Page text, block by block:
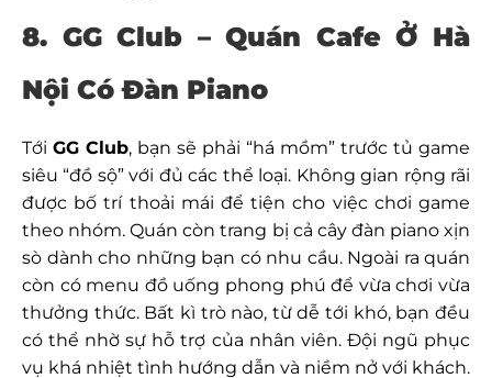
8. GG Club – Quán Cafe Ở Hà
Nội Có Đàn Piano
Tới GG Club, bạn sẽ phải “há mồm” trước tủ game
siêu “đồ sộ” với đủ các thể loại. Không gian rộng rãi
được bố trí thoải mái để tiện cho việc chơi game
theo nhóm. Quán còn trang bị cả cây đàn piano xịn
sò dành cho những bạn có nhu cầu. Ngoài ra quán
còn có menu đồ uống phong phú để vừa chơi vừa
thưởng thức. Bất kì trò nào, từ dễ tới khó, bạn đều
có thể nhờ sự hỗ trợ của nhân viên. Đội ngũ phục
vụ khá nhiệt tình hướng dẫn và niềm nở với khách.